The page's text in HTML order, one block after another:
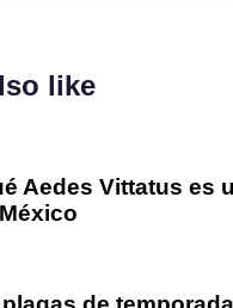
like
Aedes Vittatus es